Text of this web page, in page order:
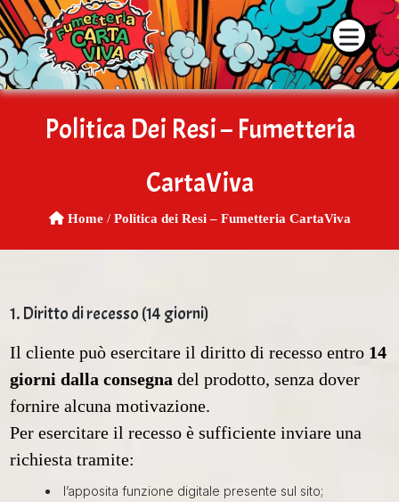
e la disponibilità dei prodotti contattaci su WhatsApp o
Politica Dei Resi – Fumetteria
CartaViva
Home /Politica dei Resi – Fumetteria CartaViva
1. Diritto di recesso (14 giorni)
Il cliente può esercitare il diritto di recesso entro 14
giorni dalla consegna del prodotto, senza dover
fornire alcuna motivazione.
Per esercitare il recesso è sufficiente inviare una
richiesta tramite:
l’apposita funzione digitale presente sul sito;